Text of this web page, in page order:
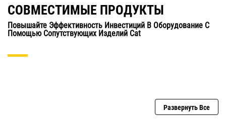
СОВМЕСТИМЫЕ ПРОДУКТЫ
Повышайте Эффективность Инвестиций В Оборудование С
Помощью Сопутствующих Изделий Cat
Развернуть Все